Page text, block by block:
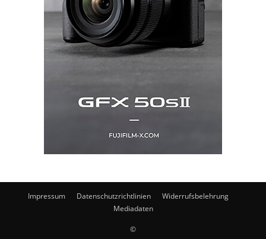
Impressum Datenschutzrichtlinien
Widerrufsbelehrung
Mediadaten
©